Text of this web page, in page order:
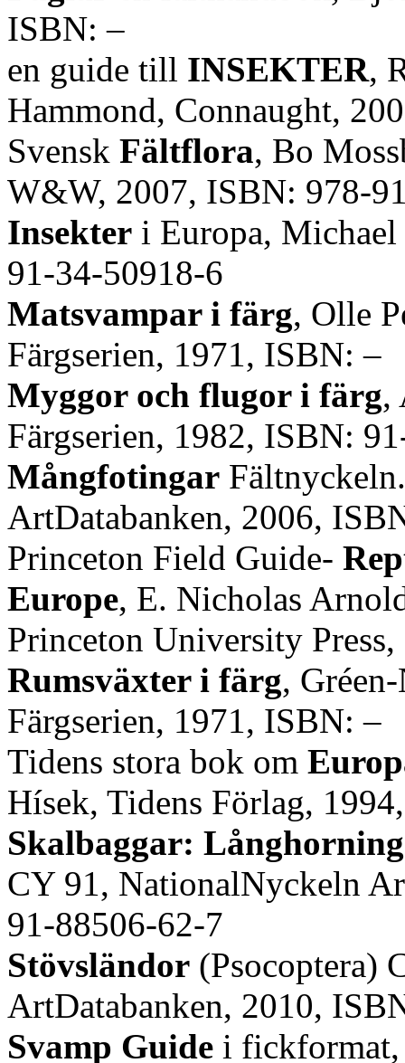
ISBN: –
en guide till INSEKTER,
Hammond, Connaught,
Svensk Fältflora, Bo
W&W, 2007, ISBN: 978-
Insekter i Europa,
91-34-50918-6
Matsvampar i färg, Olle
Färgserien, 1971, ISBN: –
Myggor och flugor i färg,
Färgserien, 1982, ISBN:
Mångfotingar
ArtDatabanken, 2006,
Princeton Field Guide-
Europe, E. Nicholas
Princeton University
Rumsväxter i färg,
Färgserien, 1971, ISBN: –
Tidens stora bok om
Hísek, Tidens Förlag,
Skalbaggar:
CY 91, NationalNyckeln
91-88506-62-7
Stövsländor (Psocoptera)
ArtDatabanken, 2010,
Svamp Guide i